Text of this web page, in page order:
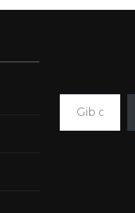
Gib deine E-Mail-Adresse ein ...